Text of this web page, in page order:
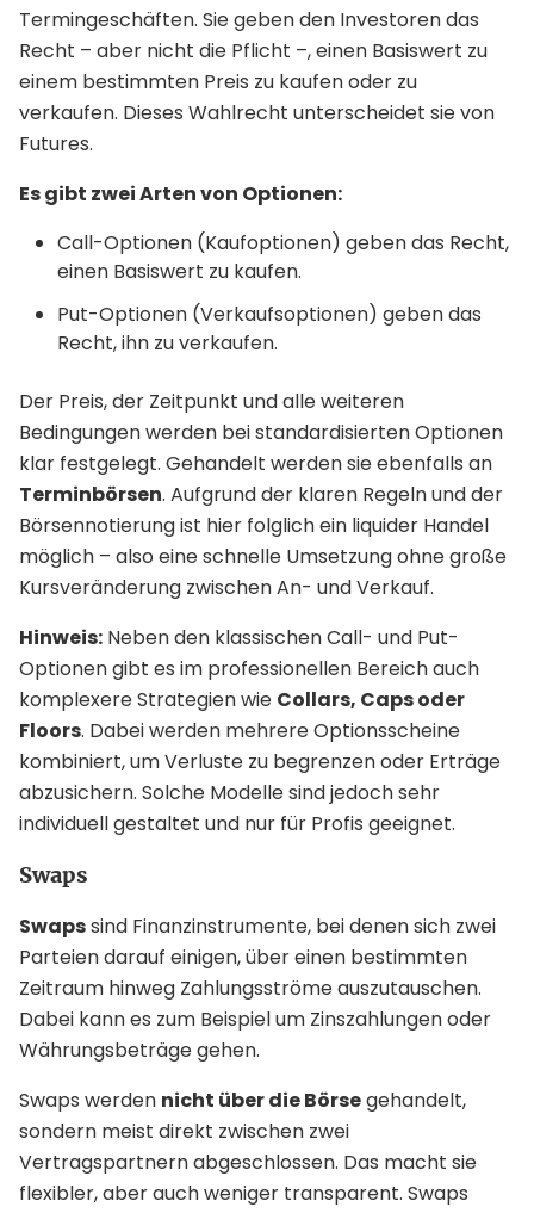
Termingeschäften. Sie geben den Investoren das
Recht – aber nicht die Pflicht –, einen Basiswert zu
einem bestimmten Preis zu kaufen oder zu
verkaufen. Dieses Wahlrecht unterscheidet sie von
Futures.
Es gibt zwei Arten von Optionen:
Call-Optionen (Kaufoptionen) geben das Recht,
einen Basiswert zu kaufen.
Put-Optionen (Verkaufsoptionen) geben das
Recht, ihn zu verkaufen.
Der Preis, der Zeitpunkt und alle weiteren
Bedingungen werden bei standardisierten Optionen
klar festgelegt. Gehandelt werden sie ebenfalls an
Terminbörsen. Aufgrund der klaren Regeln und der
Börsennotierung ist hier folglich ein liquider Handel
möglich – also eine schnelle Umsetzung ohne große
Kursveränderung zwischen An- und Verkauf.
Hinweis: Neben den klassischen Call- und Put-
Optionen gibt es im professionellen Bereich auch
komplexere Strategien wie Collars, Caps oder
Floors. Dabei werden mehrere Optionsscheine
kombiniert, um Verluste zu begrenzen oder Erträge
abzusichern. Solche Modelle sind jedoch sehr
individuell gestaltet und nur für Profis geeignet.
Swaps
Swapssind Finanzinstrumente, bei denen sich zwei
Parteien darauf einigen, über einen bestimmten
Zeitraum hinweg Zahlungsströme auszutauschen.
Dabei kann es zum Beispiel um Zinszahlungen oder
Währungsbeträge gehen.
Swaps werden nicht über die Börsegehandelt,
sondern meist direkt zwischen zwei
Vertragspartnern abgeschlossen. Das macht sie
flexibler, aber auch weniger transparent. Swaps